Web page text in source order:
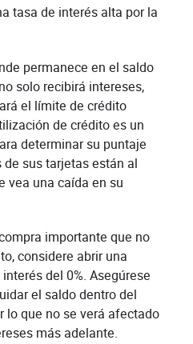
tasa de interés alta por la
permanece en el saldo
solo recibirá intereses,
el límite de crédito
de crédito es un
determinar su puntaje
sus tarjetas están al
vea una caída en su
importante que no
considere abrir una
del 0%. Asegúrese
el saldo dentro del
lo que no se verá afectado
más adelante.